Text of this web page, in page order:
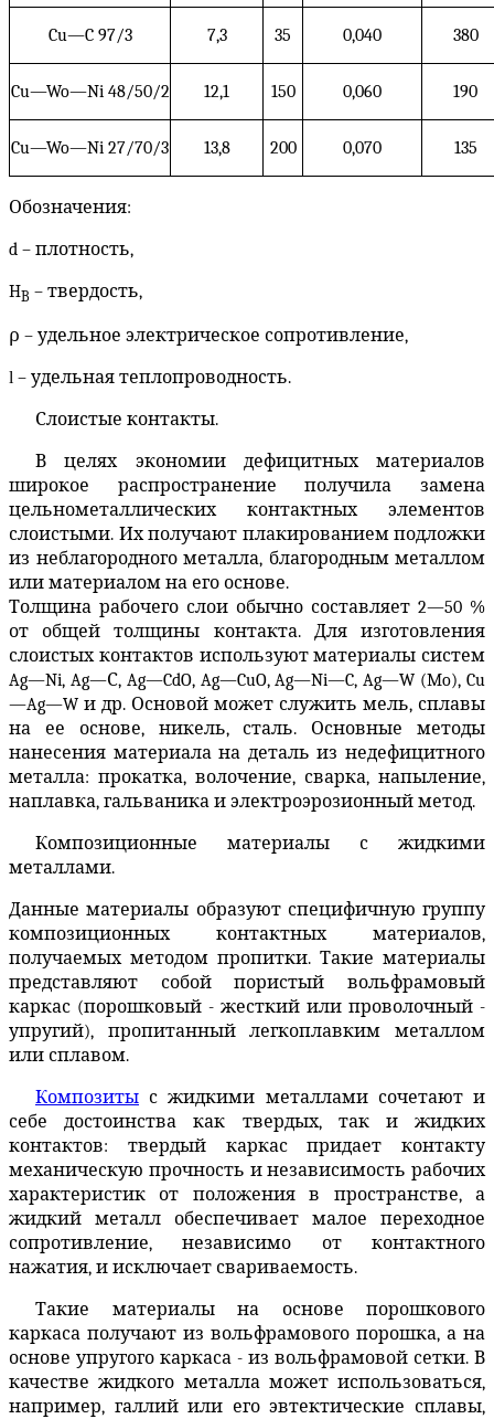
Cu—C 97/3 7,3 35 0,040 380
Cu—Wo—Ni 48/50/2 12,1 150 0,060 190
Cu—Wo—Ni 27/70/3 13,8 200 0,070 135
Обозначения:
d – плотность,
HB – твердость,
ρ – удельное электрическое сопротивление,
l – удельная теплопроводность.
Слоистые контакты.
В целях экономии дефицитных материалов
широкое распространение получила замена
цельнометаллических контактных элементов
слоистыми. Их получают плакированием подложки
из неблагородного металла, благородным металлом
или материалом на его основе.
Толщина рабочего слои обычно составляет 2—50 %
от общей толщины контакта. Для изготовления
слоистых контактов используют материалы систем
Ag—Ni, Ag—С, Ag—CdO, Ag—CuO,Ag—Ni—C,Ag—W (Mo),Cu
—Ag—W и др. Основой может служить мель, сплавы
на ее основе, никель, сталь. Основные методы
нанесения материала на деталь из недефицитного
металла: прокатка, волочение, сварка, напыление,
наплавка, гальваника и электроэрозионный метод.
Композиционные материалы с жидкими
металлами.
Данные материалы образуют специфичную группу
композиционных контактных материалов,
получаемых методом пропитки. Такие материалы
представляют собой пористый вольфрамовый
каркас (порошковый - жесткий или проволочный -
упругий), пропитанный легкоплавким металлом
или сплавом.
Композиты с жидкими металлами сочетают и
себе достоинства как твердых, так и жидких
контактов: твердый каркас придает контакту
механическую прочность и независимость рабочих
характеристик от положения в пространстве, а
жидкий металл обеспечивает малое переходное
сопротивление, независимо от контактного
нажатия, и исключает свариваемость.
Такие материалы на основе порошкового
каркаса получают из вольфрамового порошка, а на
основе упругого каркаса - из вольфрамовой сетки. В
качестве жидкого металла может использоваться,
например, галлий или его эвтектические сплавы,